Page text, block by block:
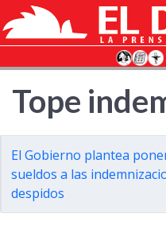
Tope
El Gobierno plantea
sueldos a las
despidos